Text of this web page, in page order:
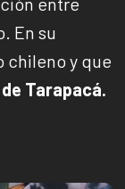
En su
chileno y que
Tarapacá.